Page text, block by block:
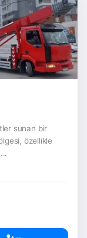
sunan bir
özellikle